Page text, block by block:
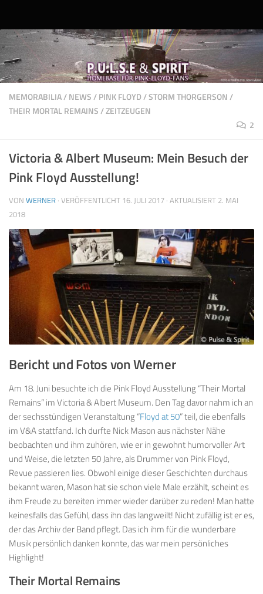
MEMORABILIA/NEWS/PINK FLOYD/STORM THORGERSON/
THEIR MORTAL REMAINS/ZEITZEUGEN
2
Victoria & Albert Museum: Mein Besuch der
Pink Floyd Ausstellung!
VON WERNER · VERÖFFENTLICHT 16. JULI 2017 · AKTUALISIERT 2. MAI
2018
Bericht und Fotos von Werner
Am 18. Juni besuchte ich die Pink Floyd Ausstellung “Their Mortal
Remains” im Victoria & Albert Museum. Den Tag davor nahm ich an
der sechsstündigen Veranstaltung “Floyd at 50” teil, die ebenfalls
im V&A stattfand. Ich durfte Nick Mason aus nächster Nähe
beobachten und ihm zuhören, wie er in gewohnt humorvoller Art
und Weise, die letzten 50 Jahre, als Drummer von Pink Floyd,
Revue passieren lies. Obwohl einige dieser Geschichten durchaus
bekannt waren, Mason hat sie schon viele Male erzählt, scheint es
ihm Freude zu bereiten immer wieder darüber zu reden! Man hatte
keinesfalls das Gefühl, dass ihn das langweilt! Nicht zufällig ist er es,
der das Archiv der Band pflegt. Das ich ihm für die wunderbare
Musik persönlich danken konnte, das war mein persönliches
Highlight!
Their Mortal Remains